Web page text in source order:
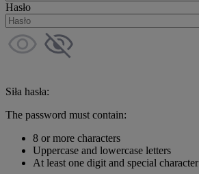
Hasło
Siła hasła:
The password must contain:
8 or more characters
Uppercase and lowercase letters
At least one digit and special character